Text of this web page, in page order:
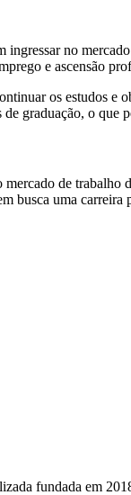
no
e ascensão
os estudos
graduação, o que
de
busca uma
fundada em